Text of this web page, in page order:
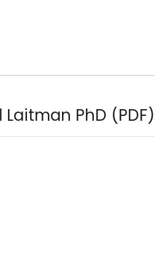
Laitman PhD (PDF)